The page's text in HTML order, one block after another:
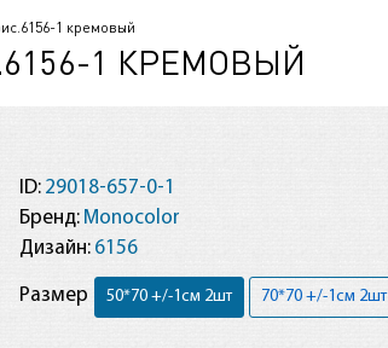
1 кремовый
1 КРЕМОВЫЙ
ID: 29018-657-0-1
Бренд: Monocolor
Дизайн: 6156
Размер 50*70 +/-1см 2шт 70*70 +/-1см 2шт